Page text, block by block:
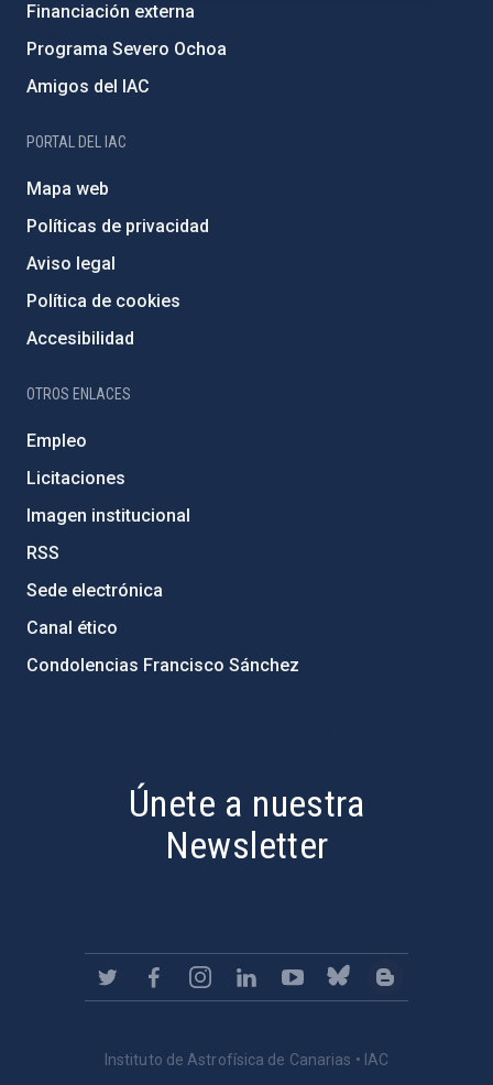
Financiación externa
Programa Severo Ochoa
Amigos del IAC
PORTAL DEL IAC
Mapa web
Políticas de privacidad
Aviso legal
Política de cookies
Accesibilidad
OTROS ENLACES
Empleo
Licitaciones
Imagen institucional
RSS
Sede electrónica
Canal ético
Condolencias Francisco Sánchez
Únete a nuestra
Newsletter
Instituto de Astrofísica de Canarias • IAC